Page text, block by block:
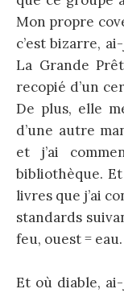
Mon propre
c’est bizarre,
La Grande
recopié d’un
De plus, elle
d’une autre
et j’ai
bibliothèque.
livres que j’ai
standards
feu, ouest = eau.
Et où diable,